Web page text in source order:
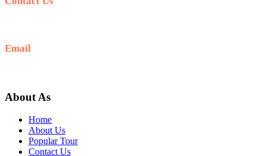
Email
About As
Home
About Us
Popular Tour
Contact Us